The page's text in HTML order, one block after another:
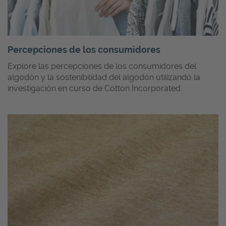
Percepciones de los consumidores
Explore las percepciones de los consumidores del
algodón y la sostenibilidad del algodón utilizando la
investigación en curso de Cotton Incorporated.